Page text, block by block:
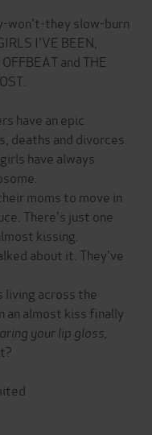
won't-they slow-burn
I'VE BEEN,
and THE
have an epic
deaths and divorces.
have always
moms to move in
There's just one
kissing.
about it. They've
across the
an almost kiss finally
your lip gloss,